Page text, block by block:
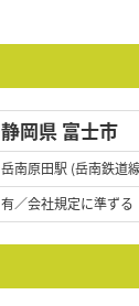
静岡県 富士市
岳南原田駅 (岳南鉄道
有／会社規定に準ずる